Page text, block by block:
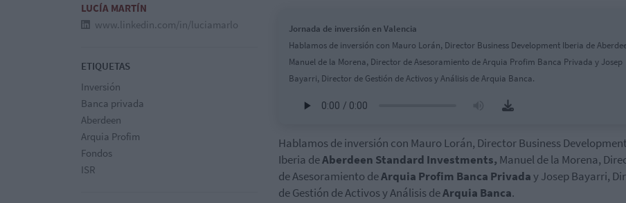
LUCÍA MARTÍN
www.linkedin.com/in/luciamarlo
ETIQUETAS
Inversión
Banca privada
Aberdeen
Arquia Profim
Fondos
ISR
Jornada de inversión en Valencia
Hablamos de inversión con Mauro Lorán, Director Business Development Iberia de
Manuel de la Morena, Director de Asesoramiento de Arquia Profim Banca Privada y Josep
Bayarri, Director de Gestión de Activos y Análisis de Arquia Banca.
Hablamos de inversión con Mauro Lorán, Director Business Development
Iberia deAberdeen Standard Investments, Manuel de la Morena,
de Asesoramiento deArquia Profim Banca Privaday Josep Bayarri,
de Gestión de Activos y Análisis deArquia Banca.